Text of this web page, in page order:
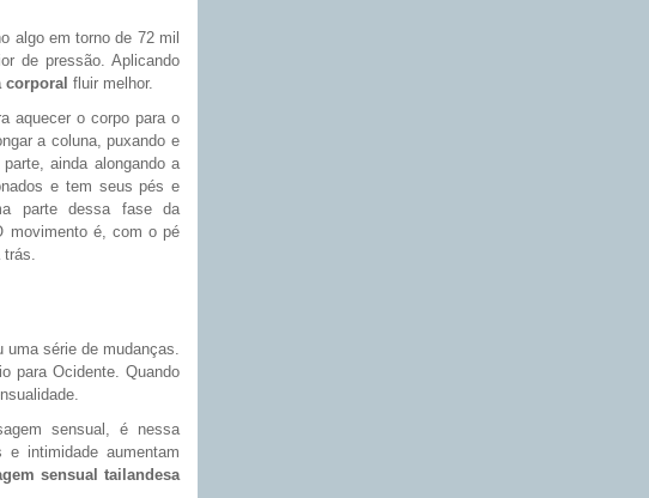
algo em torno de 72 mil
de pressão. Aplicando
corporal fluir melhor.
aquecer o corpo para o
a coluna, puxando e
ainda alongando a
e tem seus pés e
parte dessa fase da
movimento é, com o pé
trás.
uma série de mudanças.
para Ocidente. Quando
sensual, é nessa
e intimidade aumentam
sensual tailandesa